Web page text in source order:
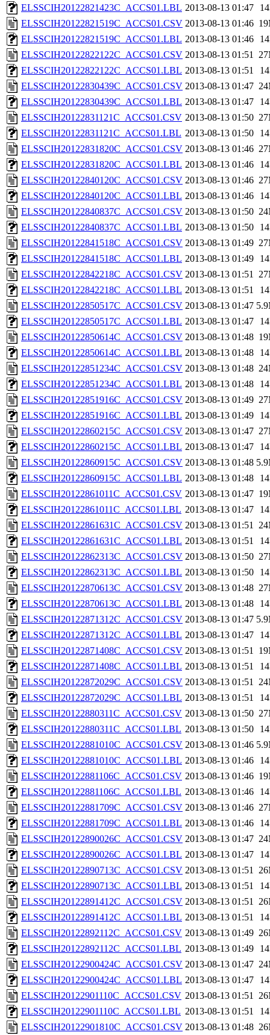
ELSSCIH20122821423C_ACCS01.LBL 2013-08-13 01:47
ELSSCIH20122821519C_ACCS01.CSV 2013-08-13 01:46
ELSSCIH20122821519C_ACCS01.LBL 2013-08-13 01:46
ELSSCIH20122822122C_ACCS01.CSV 2013-08-13 01:51
ELSSCIH20122822122C_ACCS01.LBL 2013-08-13 01:51
ELSSCIH20122830439C_ACCS01.CSV 2013-08-13 01:47
ELSSCIH20122830439C_ACCS01.LBL 2013-08-13 01:47
ELSSCIH20122831121C_ACCS01.CSV 2013-08-13 01:50
ELSSCIH20122831121C_ACCS01.LBL 2013-08-13 01:50
ELSSCIH20122831820C_ACCS01.CSV 2013-08-13 01:46
ELSSCIH20122831820C_ACCS01.LBL 2013-08-13 01:46
ELSSCIH20122840120C_ACCS01.CSV 2013-08-13 01:46
ELSSCIH20122840120C_ACCS01.LBL 2013-08-13 01:46
ELSSCIH20122840837C_ACCS01.CSV 2013-08-13 01:50
ELSSCIH20122840837C_ACCS01.LBL 2013-08-13 01:50
ELSSCIH20122841518C_ACCS01.CSV 2013-08-13 01:49
ELSSCIH20122841518C_ACCS01.LBL 2013-08-13 01:49
ELSSCIH20122842218C_ACCS01.CSV 2013-08-13 01:51
ELSSCIH20122842218C_ACCS01.LBL 2013-08-13 01:51
ELSSCIH20122850517C_ACCS01.CSV 2013-08-13 01:47
ELSSCIH20122850517C_ACCS01.LBL 2013-08-13 01:47
ELSSCIH20122850614C_ACCS01.CSV 2013-08-13 01:48
ELSSCIH20122850614C_ACCS01.LBL 2013-08-13 01:48
ELSSCIH20122851234C_ACCS01.CSV 2013-08-13 01:48
ELSSCIH20122851234C_ACCS01.LBL 2013-08-13 01:48
ELSSCIH20122851916C_ACCS01.CSV 2013-08-13 01:49
ELSSCIH20122851916C_ACCS01.LBL 2013-08-13 01:49
ELSSCIH20122860215C_ACCS01.CSV 2013-08-13 01:47
ELSSCIH20122860215C_ACCS01.LBL 2013-08-13 01:47
ELSSCIH20122860915C_ACCS01.CSV 2013-08-13 01:48
ELSSCIH20122860915C_ACCS01.LBL 2013-08-13 01:48
ELSSCIH20122861011C_ACCS01.CSV 2013-08-13 01:47
ELSSCIH20122861011C_ACCS01.LBL 2013-08-13 01:47
ELSSCIH20122861631C_ACCS01.CSV 2013-08-13 01:51
ELSSCIH20122861631C_ACCS01.LBL 2013-08-13 01:51
ELSSCIH20122862313C_ACCS01.CSV 2013-08-13 01:50
ELSSCIH20122862313C_ACCS01.LBL 2013-08-13 01:50
ELSSCIH20122870613C_ACCS01.CSV 2013-08-13 01:48
ELSSCIH20122870613C_ACCS01.LBL 2013-08-13 01:48
ELSSCIH20122871312C_ACCS01.CSV 2013-08-13 01:47
ELSSCIH20122871312C_ACCS01.LBL 2013-08-13 01:47
ELSSCIH20122871408C_ACCS01.CSV 2013-08-13 01:51
ELSSCIH20122871408C_ACCS01.LBL 2013-08-13 01:51
ELSSCIH20122872029C_ACCS01.CSV 2013-08-13 01:51
ELSSCIH20122872029C_ACCS01.LBL 2013-08-13 01:51
ELSSCIH20122880311C_ACCS01.CSV 2013-08-13 01:50
ELSSCIH20122880311C_ACCS01.LBL 2013-08-13 01:50
ELSSCIH20122881010C_ACCS01.CSV 2013-08-13 01:46
ELSSCIH20122881010C_ACCS01.LBL 2013-08-13 01:46
ELSSCIH20122881106C_ACCS01.CSV 2013-08-13 01:46
ELSSCIH20122881106C_ACCS01.LBL 2013-08-13 01:46
ELSSCIH20122881709C_ACCS01.CSV 2013-08-13 01:46
ELSSCIH20122881709C_ACCS01.LBL 2013-08-13 01:46
ELSSCIH20122890026C_ACCS01.CSV 2013-08-13 01:47
ELSSCIH20122890026C_ACCS01.LBL 2013-08-13 01:47
ELSSCIH20122890713C_ACCS01.CSV 2013-08-13 01:51
ELSSCIH20122890713C_ACCS01.LBL 2013-08-13 01:51
ELSSCIH20122891412C_ACCS01.CSV 2013-08-13 01:51
ELSSCIH20122891412C_ACCS01.LBL 2013-08-13 01:51
ELSSCIH20122892112C_ACCS01.CSV 2013-08-13 01:49
ELSSCIH20122892112C_ACCS01.LBL 2013-08-13 01:49
ELSSCIH20122900424C_ACCS01.CSV 2013-08-13 01:47
ELSSCIH20122900424C_ACCS01.LBL 2013-08-13 01:47
ELSSCIH20122901110C_ACCS01.CSV 2013-08-13 01:51
ELSSCIH20122901110C_ACCS01.LBL 2013-08-13 01:51
ELSSCIH20122901810C_ACCS01.CSV 2013-08-13 01:48